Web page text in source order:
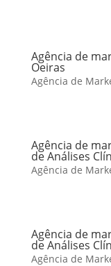
Agência de
Oeiras
Agência de
Agência de
de Análises
Agência de
Agência de
de Análises
Agência de